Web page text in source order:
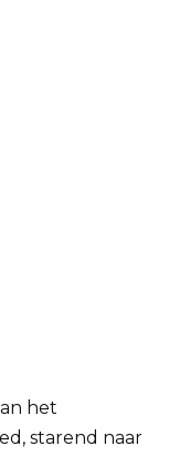
het
starend naar